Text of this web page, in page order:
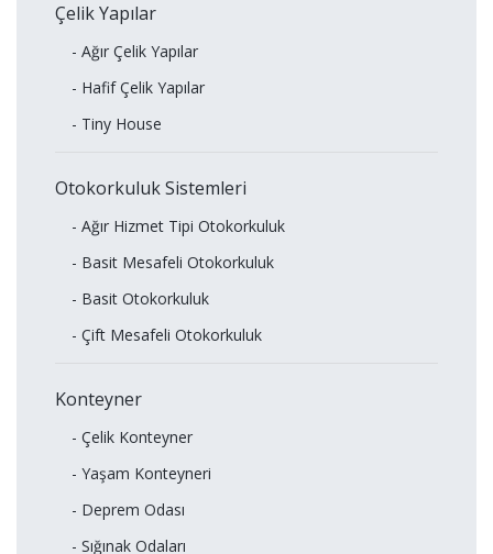
Çelik Yapılar
- Ağır Çelik Yapılar
- Hafif Çelik Yapılar
- Tiny House
Otokorkuluk Sistemleri
- Ağır Hizmet Tipi Otokorkuluk
- Basit Mesafeli Otokorkuluk
- Basit Otokorkuluk
- Çift Mesafeli Otokorkuluk
Konteyner
- Çelik Konteyner
- Yaşam Konteyneri
- Deprem Odası
- Sığınak Odaları